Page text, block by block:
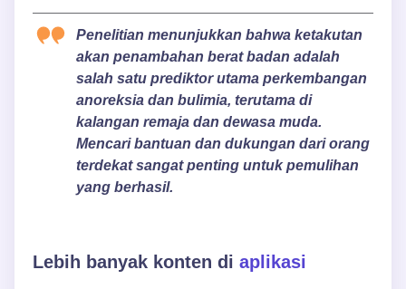
Penelitian menunjukkan bahwa ketakutan
akan penambahan berat badan adalah
salah satu prediktor utama perkembangan
anoreksia dan bulimia, terutama di
kalangan remaja dan dewasa muda.
Mencari bantuan dan dukungan dari orang
terdekat sangat penting untuk pemulihan
yang berhasil.
Lebih banyak konten di aplikasi